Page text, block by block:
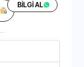
BİLGİ AL